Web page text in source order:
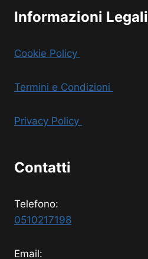
Informazioni Legali
Cookie Policy
Termini e Condizioni
Privacy Policy
Contatti
Telefono:
0510217198
Email: